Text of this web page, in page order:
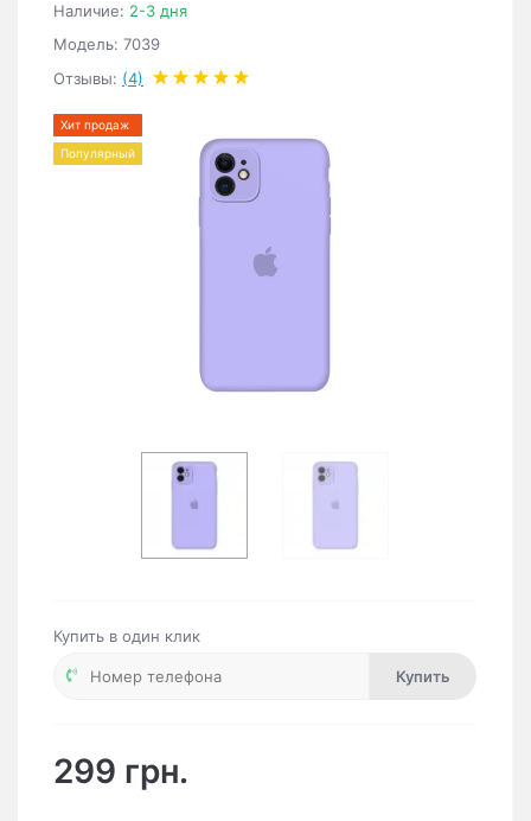
Наличие: 2-3 дня
Модель: 7039
Отзывы: (4)
Хит продаж
Популярный
Купить в один клик
Купить
299 грн.